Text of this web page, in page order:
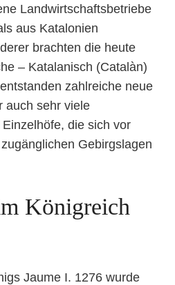
Landwirtschaftsbetriebe
aus Katalonien
brachten die heute
– Katalanisch (Catalàn)
zahlreiche neue
auch sehr viele
die sich vor
Gebirgslagen
Königreich
Jaume I. 1276 wurde